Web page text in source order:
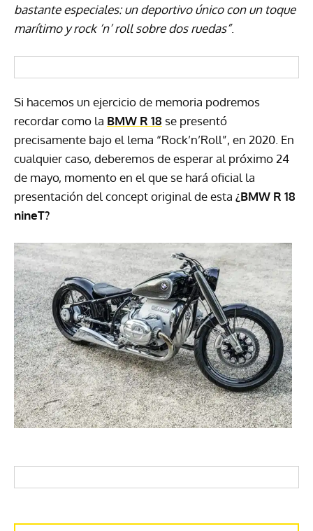
bastante especiales: un deportivo único con un toque
marítimo y rock ‘n’ roll sobre dos ruedas”.
Si hacemos un ejercicio de memoria podremos
recordar como la BMW R 18 se presentó
precisamente bajo el lema “Rock’n’Roll”, en 2020. En
cualquier caso, deberemos de esperar al próximo 24
de mayo, momento en el que se hará oficial la
presentación del concept original de esta ¿BMW R 18
nineT?